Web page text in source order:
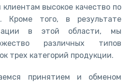
высокое качество по
Кроме того, в результате
в этой области, мы
различных типов
трех категорий продукции.
принятием и обменом